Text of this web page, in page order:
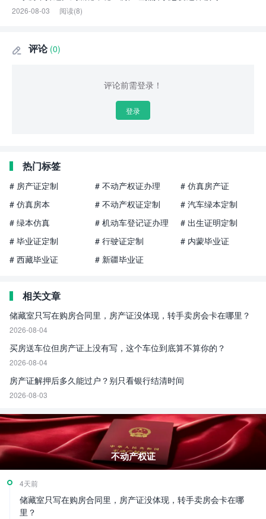
2026-08-03 阅读(8)
 评论 (0)
评论前需登录！
登录
热门标签
# 房产证定制 # 不动产权证办理
# 仿真房产证
# 仿真房本
# 不动产权证定制
# 汽车绿本定制
# 绿本仿真
# 机动车登记证办理
# 出生证明定制
# 毕业证定制
# 行驶证定制
# 内蒙毕业证
# 西藏毕业证
# 新疆毕业证
相关文章
储藏室只写在购房合同里，房产证没体现，转手卖房会卡在哪里？
2026-08-04
买房送车位但房产证上没有写，这个车位到底算不算你的？
2026-08-04
房产证解押后多久能过户？别只看银行结清时间
2026-08-03
不动产权证
4天前
储藏室只写在购房合同里，房产证没体现，转手卖房会卡在哪
里？